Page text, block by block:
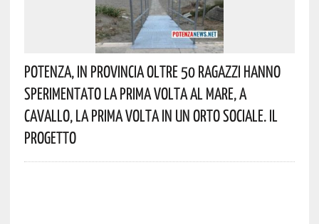
Potenza, In Provincia Oltre 50 Ragazzi Hanno
Sperimentato La Prima Volta Al Mare, A
Cavallo, La Prima Volta In Un Orto Sociale. Il
Progetto